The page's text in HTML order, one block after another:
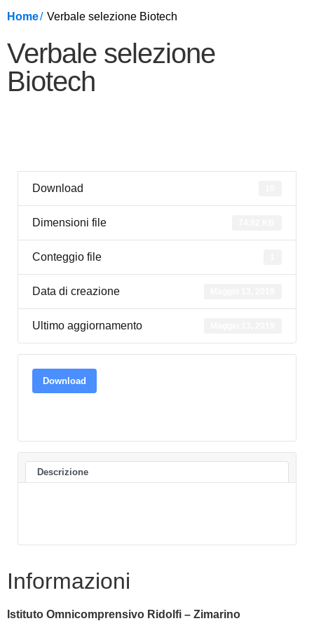
Home Verbale selezione Biotech
Verbale selezione
Biotech
Download
Dimensioni file
Conteggio file
Data di creazione
Ultimo aggiornamento
Download
Descrizione
Informazioni
Istituto Omnicomprensivo Ridolfi – Zimarino